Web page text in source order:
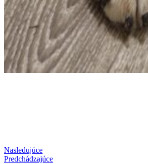
Nasledujúce
Predchádzajúce